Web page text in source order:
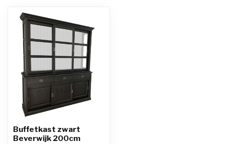
Buffetkast zwart
Beverwijk 200cm